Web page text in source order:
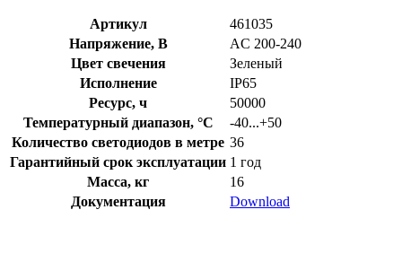
Артикул
461035
Напряжение, В
AC 200-240
Цвет свечения
Зеленый
Исполнение
IP65
Ресурс, ч
50000
Температурный диапазон, °C
-40...+50
Количество светодиодов в метре 36
Гарантийный срок эксплуатации 1 год
Масса, кг
16
Документация
Download